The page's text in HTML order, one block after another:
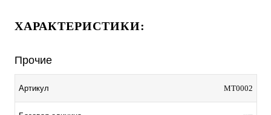
ХАРАКТЕРИСТИКИ:
Прочие
Артикул MT0002